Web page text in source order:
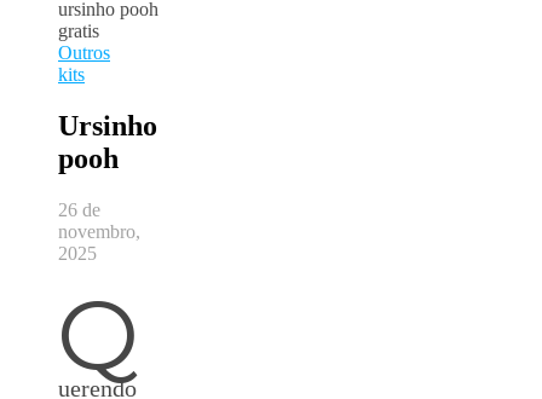
Outros
kits
Ursinho
pooh
26 de
novembro,
2025
Q
uerendo